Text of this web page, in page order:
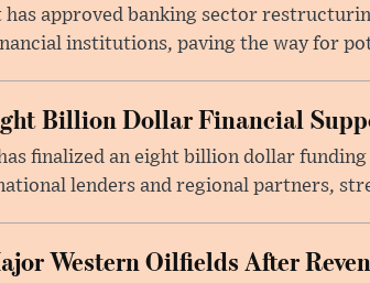
has approved banking sector
institutions, paving the way for
Billion Dollar Financial
finalized an eight billion dollar
lenders and regional partners,
Western Oilfields After